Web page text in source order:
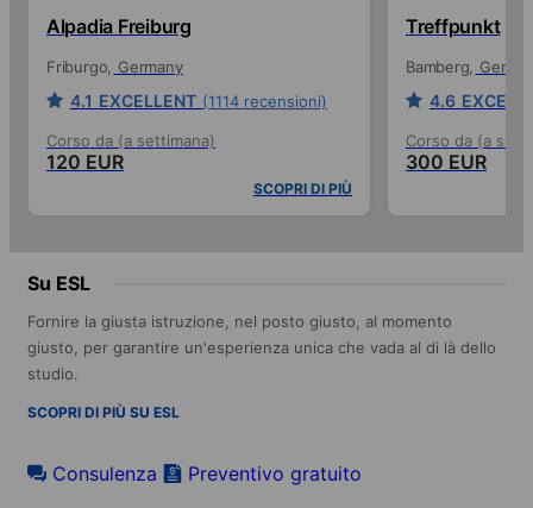
Alpadia Freiburg
Friburgo Germany
4.1 EXCELLENT (1114 recensioni)
Corso da (a settimana)
120 EUR
SCOPRI DI PIÙ
Treffpunkt
Bamberg
4.6
Corso da (a
300 EUR
Su ESL
Fornire la giusta istruzione, nel posto giusto, al momento
giusto, per garantire un'esperienza unica che vada al di là dello
studio.
SCOPRI DI PIÙ SU ESL
Consulenza Preventivo gratuito